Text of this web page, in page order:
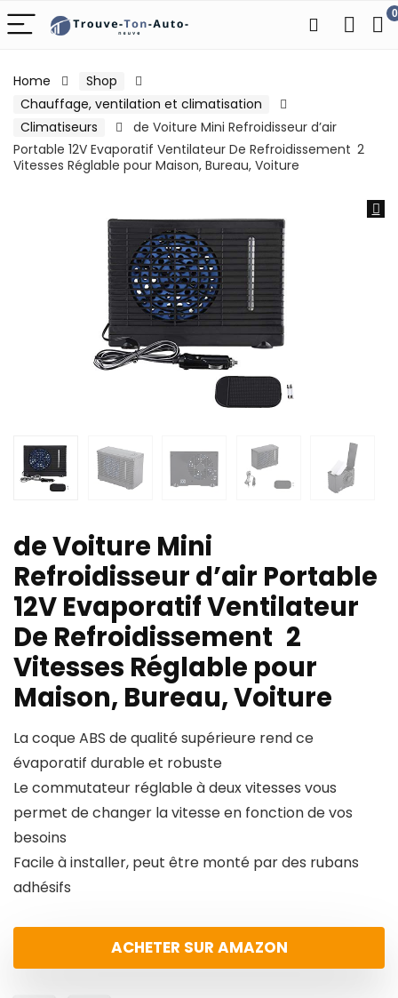
0
Home
Shop
Chauffage, ventilation et climatisation
Climatiseurs
de Voiture Mini Refroidisseur d’air
Portable 12V Evaporatif Ventilateur De Refroidissement 2
Vitesses Réglable pour Maison, Bureau, Voiture
de Voiture Mini
Refroidisseur d’air Portable
12V Evaporatif Ventilateur
De Refroidissement 2
Vitesses Réglable pour
Maison, Bureau, Voiture
La coque ABS de qualité supérieure rend ce
évaporatif durable et robuste
Le commutateur réglable à deux vitesses vous
permet de changer la vitesse en fonction de vos
besoins
Facile à installer, peut être monté par des rubans
adhésifs
ACHETER SUR AMAZON